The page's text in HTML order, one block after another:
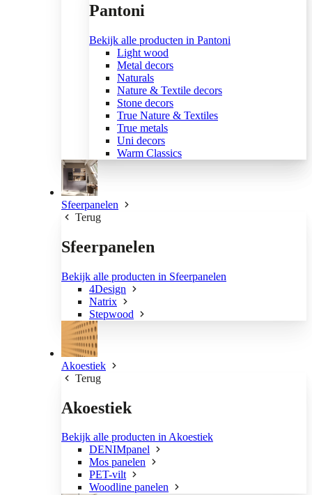
Pantoni
Bekijk alle producten in Pantoni
Light wood
Metal decors
Naturals
Nature & Textile decors
Stone decors
True Nature & Textiles
True metals
Uni decors
Warm Classics
Sfeerpanelen
Terug
Sfeerpanelen
Bekijk alle producten in Sfeerpanelen
4Design
Natrix
Stepwood
Akoestiek
Terug
Akoestiek
Bekijk alle producten in Akoestiek
DENIMpanel
Mos panelen
PET-vilt
Woodline panelen